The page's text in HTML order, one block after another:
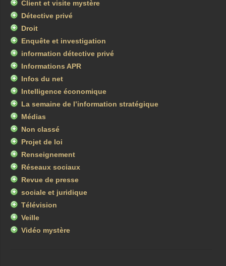
Client et visite mystère
Détective privé
Droit
Enquête et investigation
information détective privé
Informations APR
Infos du net
Intelligence économique
La semaine de l’information stratégique
Médias
Non classé
Projet de loi
Renseignement
Réseaux sociaux
Revue de presse
sociale et juridique
Télévision
Veille
Vidéo mystère